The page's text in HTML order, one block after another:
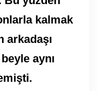
kalmak
arkadaşı
aynı